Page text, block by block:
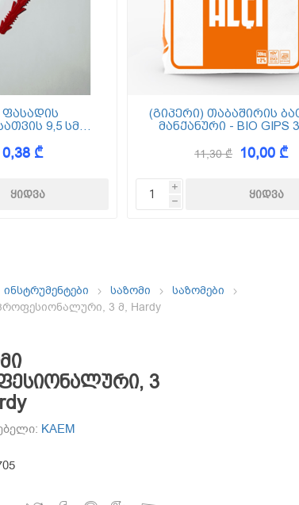
9,5 სმ
0,38 ₾
(გიპერი) თაბაშირის
მანქანური - BIO GIPS
11,30 ₾ 10,00 ₾
i
h
ინსტრუმენტები საზომი
საზომები
3 მ, Hardy
3
KAEM